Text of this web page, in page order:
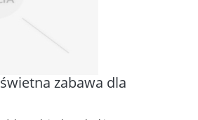
zabawa dla